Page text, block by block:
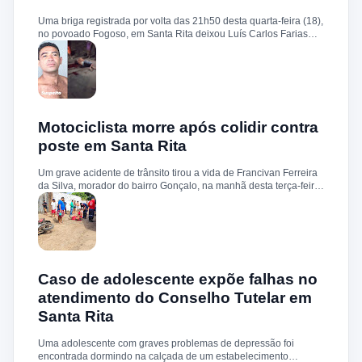
Uma briga registrada por volta das 21h50 desta quarta-feira (18),
no povoado Fogoso, em Santa Rita deixou Luís Carlos Farias
Alves gravemente ferido. Segundo informações, ele e o suspeito
Benedito Alves dos Santos estavam ingerindo bebida alcoólica
quando teve início uma discussão. Durante a confusão, Benedito
quebrou uma garrafa e desferiu vários golpes contra a vítima.
Luís Carlos foi socorrido e, devido à gravidade dos ferimentos,
localizado em sua residência, preso e encaminhado à Delegacia
de Rosário para os procedimentos legais.
Motociclista morre após colidir contra
poste em Santa Rita
Um grave acidente de trânsito tirou a vida de Francivan Ferreira
da Silva, morador do bairro Gonçalo, na manhã desta terça-feira
(02). De acordo com informações, Francivan seguia de
motocicleta com a esposa no sentido Areias–Santa Rita quando
perdeu o controle do veículo nas proximidades da ponte de
Carema, colidindo violentamente contra um poste. A vítima
sofreu traumatismo craniano e morreu ainda no local. A esposa,
Francivan foi encaminhado ao necrotério do Hospital Municipal
de Santa Rita para os procedimentos de praxe.
Caso de adolescente expõe falhas no
atendimento do Conselho Tutelar em
Santa Rita
Uma adolescente com graves problemas de depressão foi
encontrada dormindo na calçada de um estabelecimento